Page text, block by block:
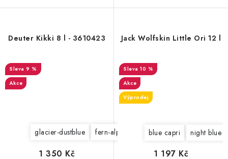
Deuter Kikki 8 l - 3610423
9 %
Akce
glacier-dustblue fern-alpinegreen mandarine-redwood
1 350 Kč
Jack Wolfskin Little Ori 12 l
10 %
Akce
Výprodej
blue capri night blue
1 197 Kč